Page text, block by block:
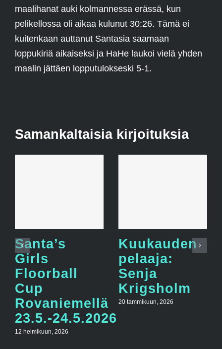
maalihanat auki kolmannessa erässä, kun
pelikellossa oli aikaa kulunut 30:26. Tämä ei
kuitenkaan auttanut Santasia saamaan
loppukiriä aikaiseksi ja HaHe laukoi vielä yhden
maalin jättäen lopputulokseski 5-1.
Samankaltaisia kirjoituksia
Santa’s
Girls
Floorball
Cup
Rovaniemellä
23.5.-24.5.2026
12 helmikuun, 2026
Kuukauden
pelaaja:
Senja
Krigsholm
20 tammikuun, 2026